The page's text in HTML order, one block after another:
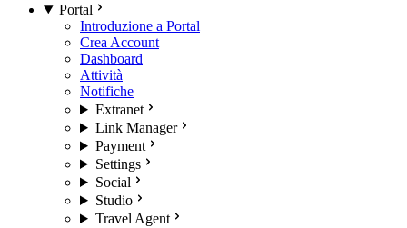
Portal
Introduzione a Portal
Crea Account
Dashboard
Attività
Notifiche
Extranet
Link Manager
Payment
Settings
Social
Studio
Travel Agent